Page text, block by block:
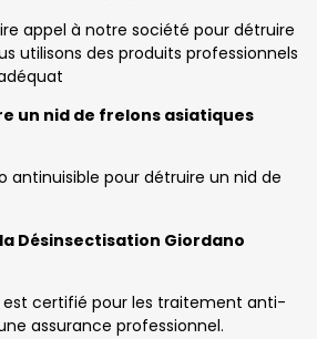
appel à notre société pour détruire
utilisons des produits professionnels
un nid de frelons asiatiques
antinuisible pour détruire un nid de
Désinsectisation Giordano
est certifié pour les traitement anti-
assurance professionnel.